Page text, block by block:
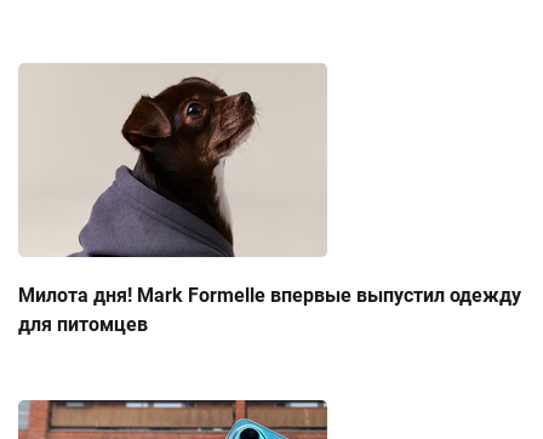
Милота дня! Mark Formelle впервые выпустил одежду
для питомцев